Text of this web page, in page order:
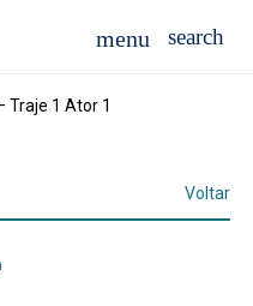
Traje 1 Ator 1
Voltar